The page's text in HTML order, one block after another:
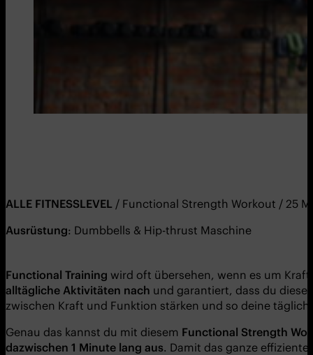
ALLE FITNESSLEVEL / Functional Strength Workout / 25
Ausrüstung: Dumbbells & Hip-thrust Maschine
Functional Training wird oft übersehen, wenn es um
alltägliche Aktivitäten nach und garantiert, dass du
zwischen Kraft und Funktion stärken und so deine
Genau das kannst du mit diesem Functional Strength W
dazwischen 1 Minute lang aus. Damit das ganze